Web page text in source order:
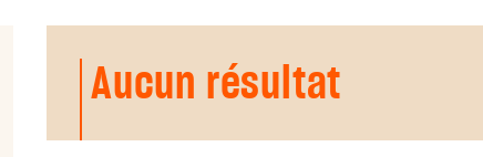
Aucun résultat